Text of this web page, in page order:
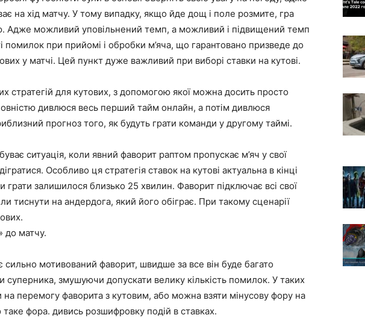
на хід матчу. У тому випадку, якщо йде дощ і поле розмите, гра
Адже можливий уповільнений темп, а можливий і підвищений темп
помилок при прийомі і обробки м’яча, що гарантовано призведе до
у матчі. Цей пункт дуже важливий при виборі ставки на кутові.
стратегій для кутових, з допомогою якої можна досить просто
дивлюся весь перший тайм онлайн, а потім дивлюся
прогноз того, як будуть грати команди у другому таймі.
ситуація, коли явний фаворит раптом пропускає м’яч у свої
Особливо ця стратегія ставок на кутові актуальна в кінці
грати залишилося близько 25 хвилин. Фаворит підключає всі свої
тиснути на андердога, який його обіграє. При такому сценарії
до матчу.
мотивований фаворит, швидше за все він буде багато
суперника, змушуючи допускати велику кількість помилок. У таких
на перемогу фаворита з кутовим, або можна взяти мінусову фору на
фора. дивись розшифровку подій в ставках.